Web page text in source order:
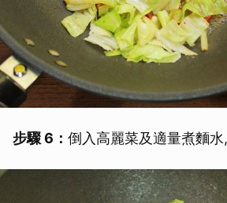
步驟 6： 倒入高麗菜及適量煮麵